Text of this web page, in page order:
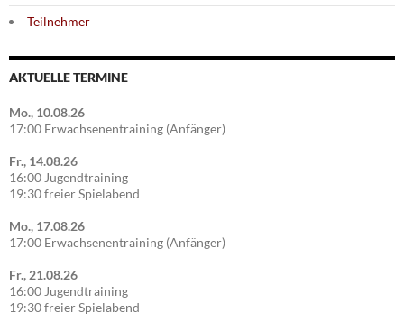
Teilnehmer
AKTUELLE TERMINE
Mo., 10.08.26
17:00 Erwachsenentraining (Anfänger)
Fr., 14.08.26
16:00 Jugendtraining
19:30 freier Spielabend
Mo., 17.08.26
17:00 Erwachsenentraining (Anfänger)
Fr., 21.08.26
16:00 Jugendtraining
19:30 freier Spielabend